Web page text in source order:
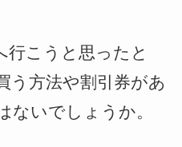
行こうと思ったと
う方法や割引券があ
ないでしょうか。